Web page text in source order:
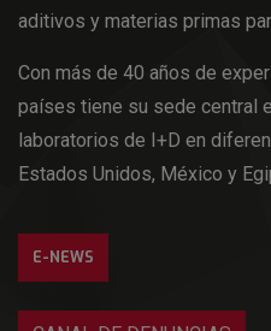
aditivos y materias primas
Con más de 40 años de
países tiene su sede central
laboratorios de I+D en
Estados Unidos, México y
E-NEWS